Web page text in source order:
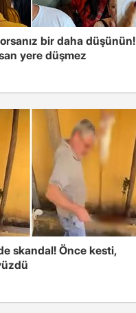
bir daha düşünün!
yere düşmez
skandal! Önce kesti,